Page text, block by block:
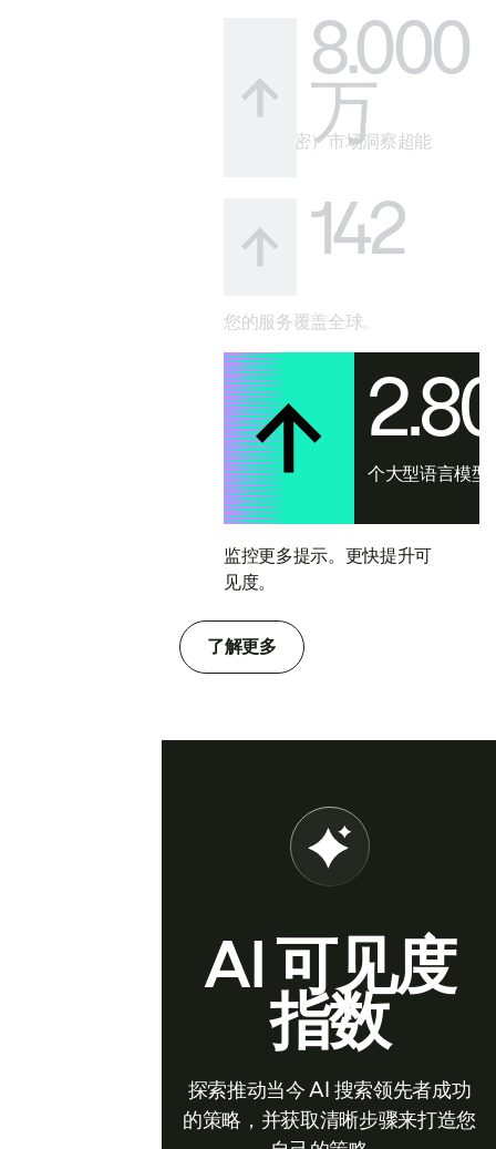
8.000
万
您的（秘密）市场洞察超能
142
您的服务覆盖全球。
个大型语言模型
监控更多提示。更快提升可
见度。
了解更多
AI 可见度
指数
探索推动当今 AI 搜索领先者成功
的策略，并获取清晰步骤来打造您